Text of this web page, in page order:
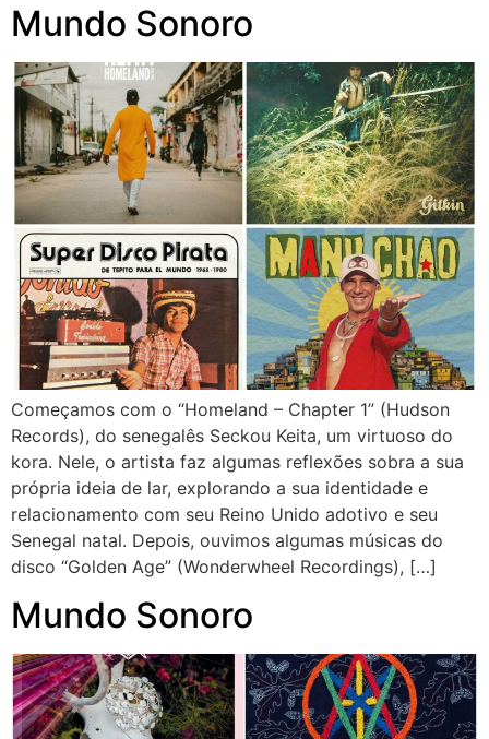
Mundo Sonoro
Começamos com o “Homeland – Chapter 1” (Hudson
Records), do senegalês Seckou Keita, um virtuoso do
kora. Nele, o artista faz algumas reflexões sobra a sua
própria ideia de lar, explorando a sua identidade e
relacionamento com seu Reino Unido adotivo e seu
Senegal natal. Depois, ouvimos algumas músicas do
disco “Golden Age” (Wonderwheel Recordings), […]
Mundo Sonoro